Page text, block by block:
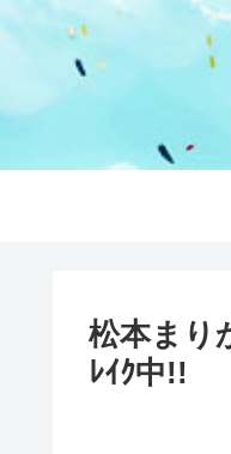
松本まり
ﾚｲｸ中!!